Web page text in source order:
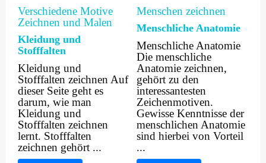
Verschiedene Motive
Zeichnen und Malen
Kleidung und
Stofffalten
Kleidung und
Stofffalten zeichnen Auf
dieser Seite geht es
darum, wie man
Kleidung und
Stofffalten zeichnen
lernt. Stofffalten
zeichnen gehört ...
Menschen zeichnen
Menschliche Anatomie
Menschliche Anatomie
Die menschliche
Anatomie zeichnen,
gehört zu den
interessantesten
Zeichenmotiven.
Gewisse Kenntnisse der
menschlichen Anatomie
sind hierbei von Vorteil
...